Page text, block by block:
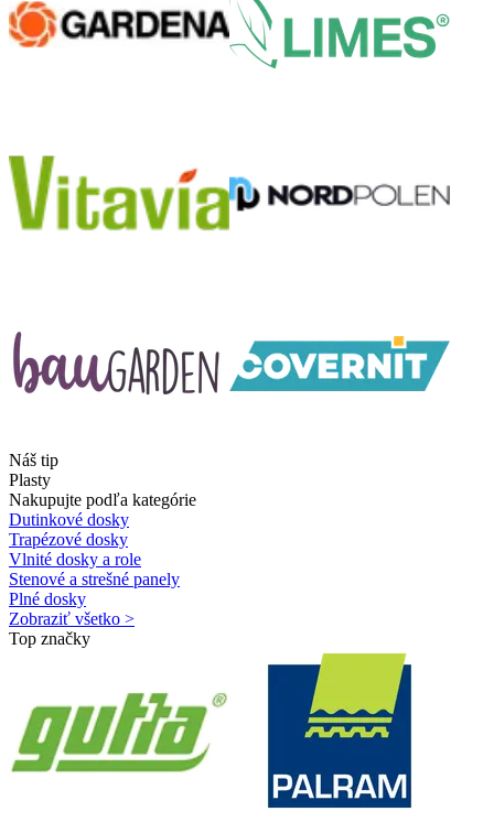
Náš tip
Plasty
Nakupujte podľa kategórie
Dutinkové dosky
Trapézové dosky
Vlnité dosky a role
Stenové a strešné panely
Plné dosky
Zobraziť všetko >
Top značky